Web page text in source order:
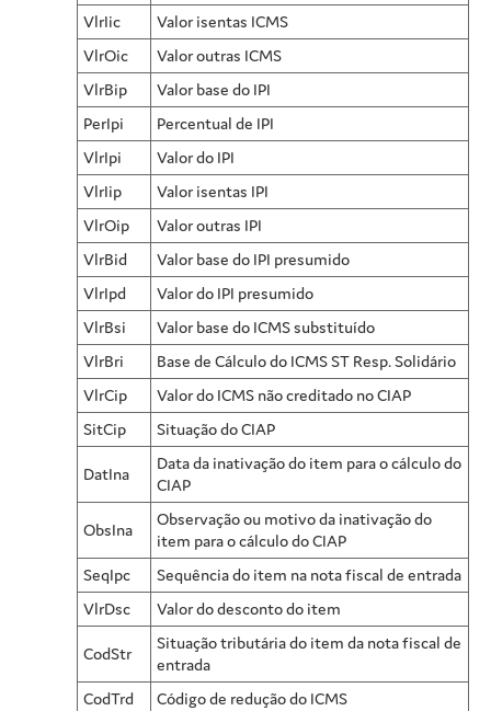
VlrIic
Valor isentas ICMS
VlrOic
Valor outras ICMS
VlrBip
Valor base do IPI
PerIpi
Percentual de IPI
VlrIpi
Valor do IPI
VlrIip
Valor isentas IPI
VlrOip
Valor outras IPI
VlrBid
Valor base do IPI presumido
VlrIpd
Valor do IPI presumido
VlrBsi
Valor base do ICMS substituído
VlrBri
Base de Cálculo do ICMS ST Resp. Solidário
VlrCip
Valor do ICMS não creditado no CIAP
SitCip
Situação do CIAP
DatIna
Data da inativação do item para o cálculo do
CIAP
ObsIna
Observação ou motivo da inativação do
item para o cálculo do CIAP
SeqIpc
Sequência do item na nota fiscal de entrada
VlrDsc
Valor do desconto do item
CodStr
Situação tributária do item da nota fiscal de
entrada
CodTrd
Código de redução do ICMS